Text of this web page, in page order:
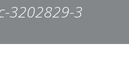
3202829-3